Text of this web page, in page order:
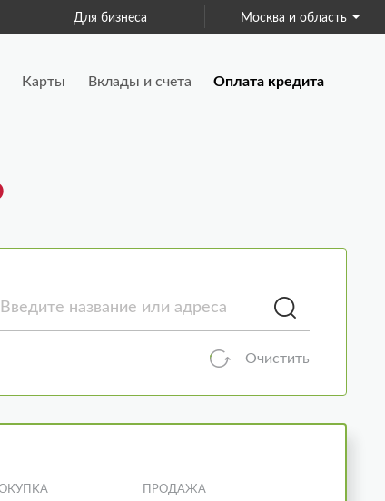
Для бизнеса Страхование
Москва и область
Карты Вклады и счета Оплата кредита
Очистить